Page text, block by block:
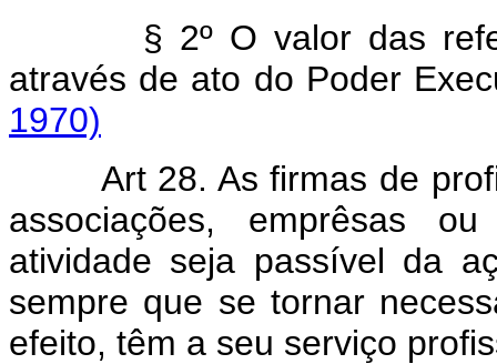
§ 2º O valor das
através de ato do Poder
1970)
Art 28. As firmas de
associações, emprêsas
atividade seja passível da
sempre que se tornar
efeito, têm a seu serviço